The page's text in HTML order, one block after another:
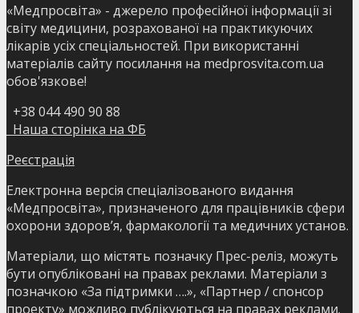
«Медпросвіта» - джерело професійної інформації зі
світу медицини, розрахованої на практикуючих
лікарів усіх спеціальностей. При використанні
матеріалів сайту посилання на medprosvita.com.ua
обов'язкове!
+38 044 490 90 88
Наша сторінка на ФБ
Реєстрація
Електронна версія спеціалізованого видання
«Медпросвіта», призначеного для працівників сфери
охорони здоров’я, фармакології та медичних установ.
Матеріали, що містять позначку Прес-реліз, можуть
бути опубліковані на правах реклами. Матеріали з
позначкою «За підтримки ….», «Партнер / спонсор
проекту» можливо публікуються на правах реклами.